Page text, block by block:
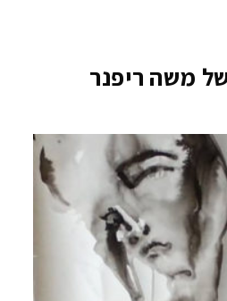
משה ריפנר